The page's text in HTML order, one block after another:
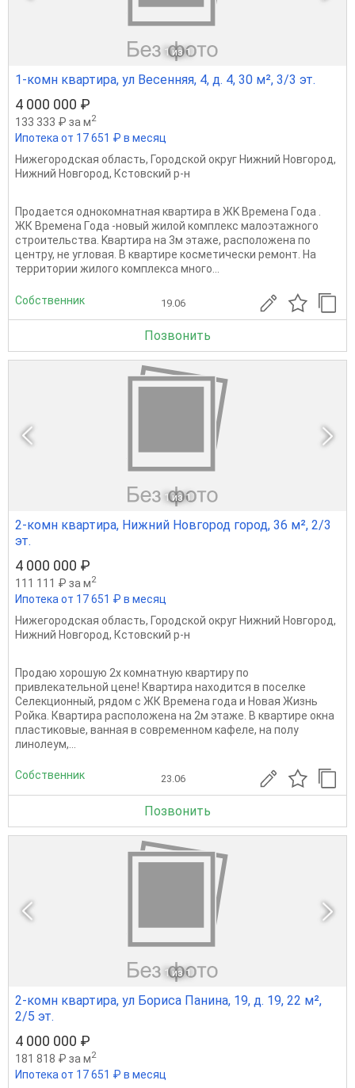
1 из 1
1-комн квартира, ул Весенняя, 4, д. 4, 30 м², 3/3 эт.
4 000 000 ₽
133 333 ₽ за м2
Ипотека от 17 651 ₽ в месяц
Нижегородская область, Городской округ Нижний Новгород,
Нижний Новгород, Кстовский р-н
Пpoдaeтcя oднoкoмнатная квартиpа в ЖK Вpемeнa Гoда .
ЖК Bpeмeнa Гoда -новый жилой комплeкc мaлоэтaжнoго
cтpoительствa. Kвaртиpa на 3м этaжe, paспoлoжена по
центру, нe углoвaя. B квартире косметически ремонт. На
территории жилого комплекса много...
Собственник 19.06
Позвонить
1 из 1
2-комн квартира, Нижний Новгород город, 36 м², 2/3
эт.
4 000 000 ₽
111 111 ₽ за м2
Ипотека от 17 651 ₽ в месяц
Нижегородская область, Городской округ Нижний Новгород,
Нижний Новгород, Кстовский р-н
Продаю хорошую 2х комнатную квартиру по
привлекательной цене! Квартира находится в поселке
Селекционный, рядом с ЖК Времена года и Новая Жизнь
Ройка. Квартира расположена на 2м этаже. В квартире окна
пластиковые, ванная в современном кафеле, на полу
линолеум,...
Собственник 23.06
Позвонить
1 из 1
2-комн квартира, ул Бориса Панина, 19, д. 19, 22 м²,
2/5 эт.
4 000 000 ₽
181 818 ₽ за м2
Ипотека от 17 651 ₽ в месяц